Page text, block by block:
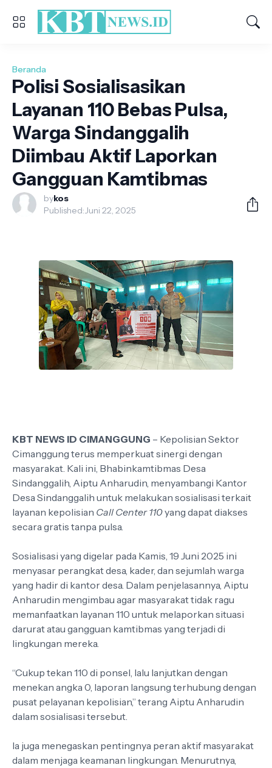
Beranda
Polisi Sosialisasikan
Layanan 110 Bebas Pulsa,
Warga Sindanggalih
Diimbau Aktif Laporkan
Gangguan Kamtibmas
bykos
Published:Juni 22, 2025
KBT NEWS ID CIMANGGUNG – Kepolisian Sektor
Cimanggung terus memperkuat sinergi dengan
masyarakat. Kali ini, Bhabinkamtibmas Desa
Sindanggalih, Aiptu Anharudin, menyambangi Kantor
Desa Sindanggalih untuk melakukan sosialisasi terkait
layanan kepolisian Call Center 110yang dapat diakses
secara gratis tanpa pulsa.
Sosialisasi yang digelar pada Kamis, 19 Juni 2025 ini
menyasar perangkat desa, kader, dan sejumlah warga
yang hadir di kantor desa. Dalam penjelasannya, Aiptu
Anharudin mengimbau agar masyarakat tidak ragu
memanfaatkan layanan 110 untuk melaporkan situasi
darurat atau gangguan kamtibmas yang terjadi di
lingkungan mereka.
“Cukup tekan 110 di ponsel, lalu lanjutkan dengan
menekan angka 0, laporan langsung terhubung dengan
pusat pelayanan kepolisian,” terang Aiptu Anharudin
dalam sosialisasi tersebut.
Ia juga menegaskan pentingnya peran aktif masyarakat
dalam menjaga keamanan lingkungan. Menurutnya,